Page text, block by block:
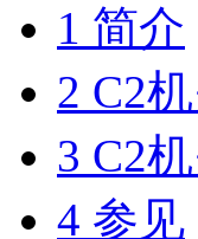
1 简介
2 C2
3 C2
4 参见